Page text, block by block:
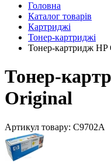
Головна
Каталог товарів
Картриджі
Тонер-картриджі
Тонер-картридж HP
Тонер-
Original
Артикул товару: C9702A